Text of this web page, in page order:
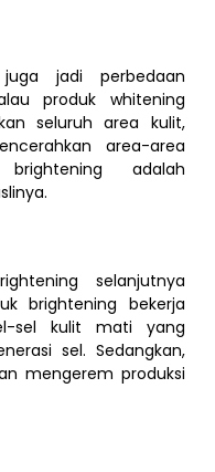
jadi perbedaan
produk whitening
seluruh area kulit,
area-area
adalah
selanjutnya
brightening bekerja
sel kulit mati yang
sel. Sedangkan,
mengerem produksi